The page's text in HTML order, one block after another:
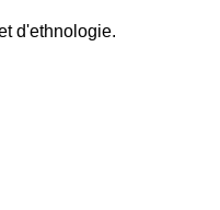
d'ethnologie.